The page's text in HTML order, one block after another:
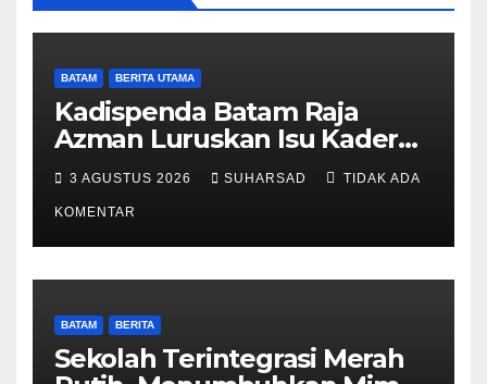
BATAM BERITA UTAMA
Kadispenda Batam Raja
Azman Luruskan Isu Kader
Pajak RT/RW: Bukan Petugas
Pajak Permanen, Hanya
Pendataan untuk Digitalisasi
hingga 2030
3 AGUSTUS 2026 SUHARSAD TIDAK ADA
KOMENTAR
BATAM BERITA
Sekolah Terintegrasi Merah